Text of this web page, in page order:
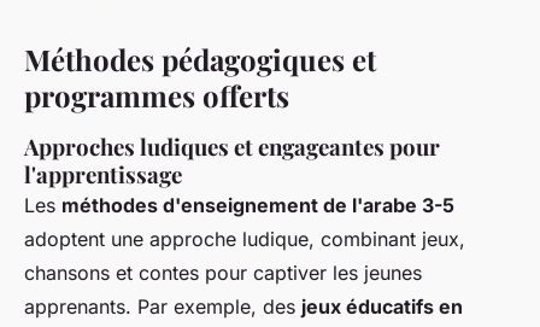
Méthodes pédagogiques et
programmes offerts
Approches ludiques et engageantes pour
l'apprentissage
Les méthodes d'enseignement de l'arabe 3-5
adoptent une approche ludique, combinant jeux,
chansons et contes pour captiver les jeunes
apprenants. Par exemple, des jeux éducatifs en